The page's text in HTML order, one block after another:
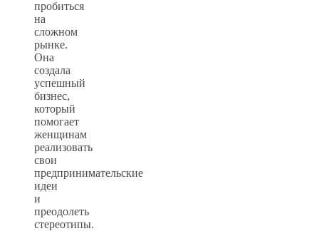
пробиться
на
сложном
рынке.
Она
создала
успешный
бизнес,
который
помогает
женщинам
реализовать
свои
предпринимательские
идеи
и
преодолеть
стереотипы.